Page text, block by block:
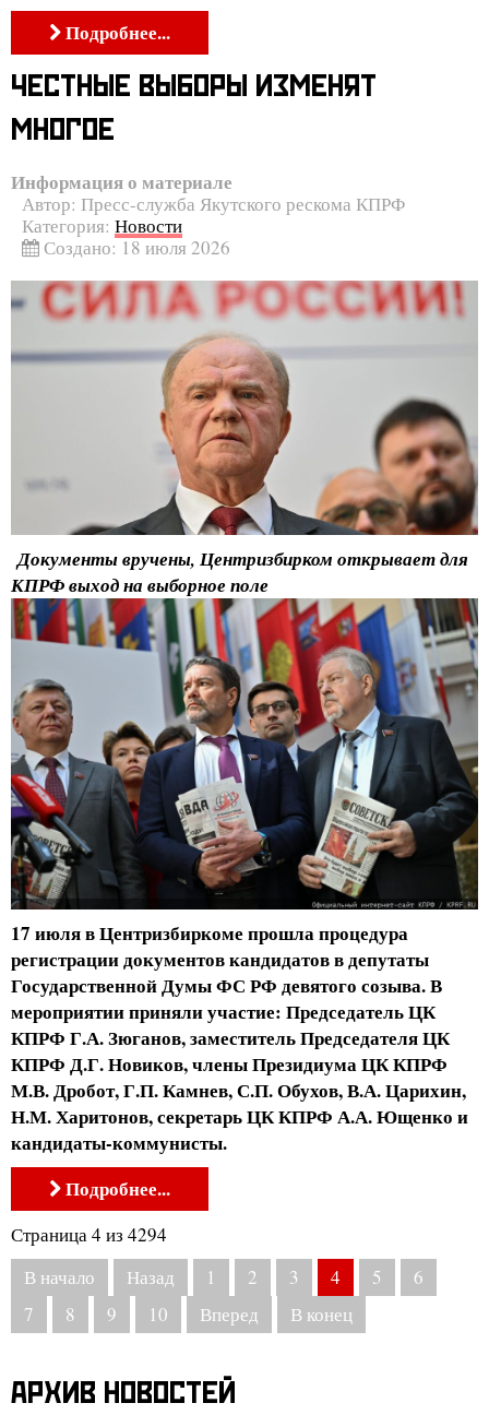
Подробнее...
ЧЕСТНЫЕ ВЫБОРЫ ИЗМЕНЯТ
МНОГОЕ
Информация о материале
Автор: Пресс-служба Якутского рескома КПРФ
Категория: Новости
Создано: 18 июля 2026
Документы вручены, Центризбирком открывает для
КПРФ выход на выборное поле
17 июля в Центризбиркоме прошла процедура
регистрации документов кандидатов в депутаты
Государственной Думы ФС РФ девятого созыва. В
мероприятии приняли участие: Председатель ЦК
КПРФ Г.А. Зюганов, заместитель Председателя ЦК
КПРФ Д.Г. Новиков, члены Президиума ЦК КПРФ
М.В. Дробот, Г.П. Камнев, С.П. Обухов, В.А. Царихин,
Н.М. Харитонов, секретарь ЦК КПРФ А.А. Ющенко и
кандидаты-коммунисты.
Подробнее...
Страница 4 из 4294
В начало
Назад 1 2 3 4 5
6
7
8 9 10 Вперед В конец
АРХИВ НОВОСТЕЙ